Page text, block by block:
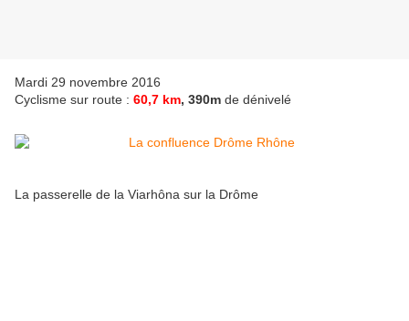
Mardi 29 novembre 2016
Cyclisme sur route : 60,7 km, 390m de dénivelé
La passerelle de la Viarhôna sur la Drôme